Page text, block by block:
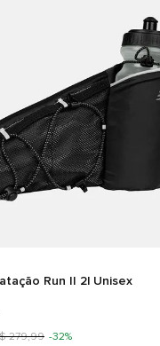
Run II 2l Unisex
279,99 -32%